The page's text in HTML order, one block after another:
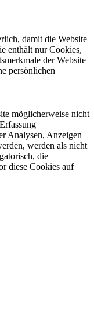
damit die Website
enthält nur Cookies,
der Website
persönlichen
möglicherweise nicht
Analysen, Anzeigen
werden als nicht
die
diese Cookies auf